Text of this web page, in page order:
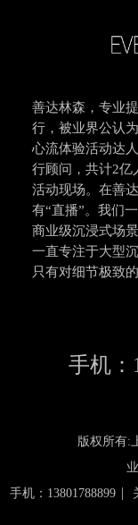
善达林森，专业
行，被业界公认
心流体验活动达
行顾问，共计2亿
活动现场。在善
有“直播”。我们
商业级沉浸式场
一直专注于大型
只有对细节极致
手机：
版权所有:
手机：13801788899 |